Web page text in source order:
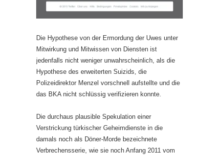
Die Hypothese von der Ermordung der Uwes unter
Mitwirkung und Mitwissen von Diensten ist
jedenfalls nicht weniger unwahrscheinlich, als die
Hypothese des erweiterten Suizids, die
Polizeidirektor Menzel vorschnell aufstellte und die
das BKA nicht schlüssig verifizieren konnte.
Die durchaus plausible Spekulation einer
Verstrickung türkischer Geheimdienste in die
damals noch als Döner-Morde bezeichnete
Verbrechensserie, wie sie noch Anfang 2011 vom